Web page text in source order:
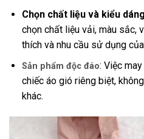
Chọn chất liệu và kiểu dáng
chọn chất liệu vải, màu sắc,
thích và nhu cầu sử dụng
Sản phẩm độc đáo: Việc
chiếc áo gió riêng biệt,
khác.